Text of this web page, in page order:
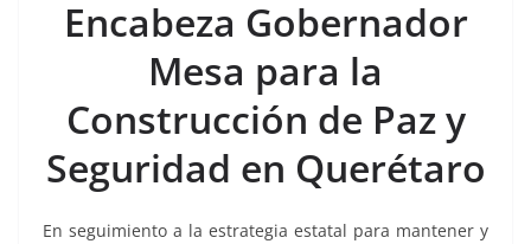
c
b
o
o
k
itt
er
ai
l
at
s
A
p
p
p
y
Li
n
k
e
gr
a
m
ar
e
Encabeza Gobernador
Mesa para la
Construcción de Paz y
Seguridad en Querétaro
En seguimiento a la estrategia estatal para mantener y